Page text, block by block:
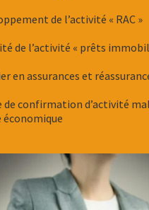
de l’activité « RAC »
l’activité « prêts
assurances et
de confirmation d’activité